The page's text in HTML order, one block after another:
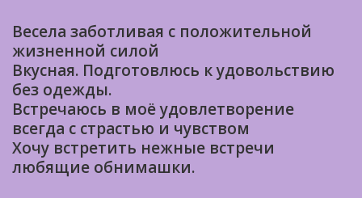
Bесела заботливая с положительной
жизненной силой
Вкусная. Подготовлюсь к удовольствию
без одежды.
Встречаюсь в моё удовлетворение
всегда с страстью и чувством
Хочу встретить нежные встречи
любящие обнимашки.